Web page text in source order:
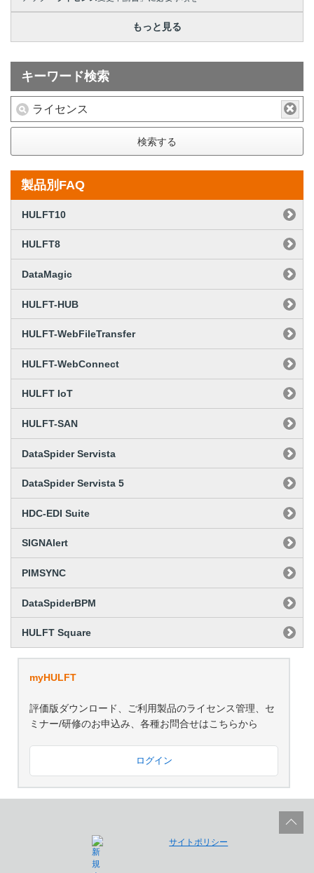
もっと見る
キーワード検索
検索する
製品別FAQ
HULFT10
HULFT8
DataMagic
HULFT-HUB
HULFT-WebFileTransfer
HULFT-WebConnect
HULFT IoT
HULFT-SAN
DataSpider Servista
DataSpider Servista 5
HDC-EDI Suite
SIGNAlert
PIMSYNC
DataSpiderBPM
HULFT Square
myHULFT
評価版ダウンロード、ご利用製品のライセンス管理、セ
ミナー/研修のお申込み、各種お問合せはこちらから
ログイン
サイトポリシー